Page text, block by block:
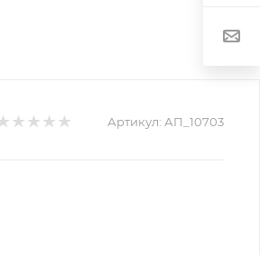
Артикул: АП_10703